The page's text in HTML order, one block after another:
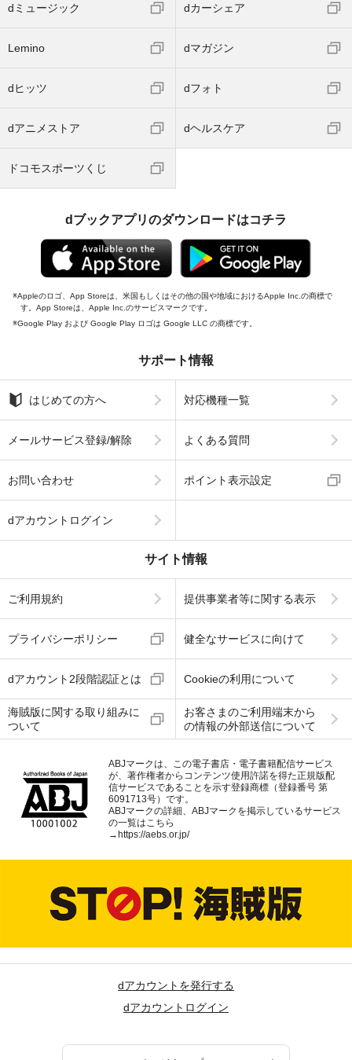
dミュージック dカーシェア
Lemino dマガジン
dヒッツ dフォト
dアニメストア dヘルスケア
ドコモスポーツくじ
dブックアプリのダウンロードはコチラ
Appleのロゴ、App Storeは、米国もしくはその他の国や地域におけるApple Inc.の商標で
す。App Storeは、Apple Inc.のサービスマークです。
Google Play および Google Play ロゴは Google LLC の商標です。
サポート情報
はじめての方へ 対応機種一覧
メールサービス登録/解除 よくある質問
お問い合わせ ポイント表示設定
dアカウントログイン
サイト情報
ご利用規約 提供事業者等に関する表示
プライバシーポリシー 健全なサービスに向けて
dアカウント2段階認証とは Cookieの利用について
海賊版に関する取り組みに
ついて
お客さまのご利用端末から
の情報の外部送信について
ABJマークは、この電子書店・電子書籍配信サービス
が、著作権者からコンテンツ使用許諾を得た正規版配
信サービスであることを示す登録商標（登録番号 第
6091713号）です。
ABJマークの詳細、ABJマークを掲示しているサービス
の一覧はこちら
→https://aebs.or.jp/
dアカウントを発行する
dアカウントログイン